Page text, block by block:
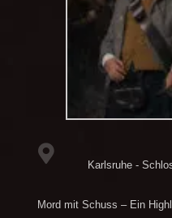
Karlsruhe -
Mord mit Schuss – Ein